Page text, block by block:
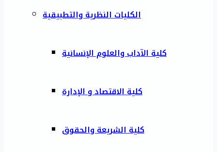
الكليات النظرية والتطبيقية
كلية الآداب والعلوم الإنسانية
كلية الاقتصاد و الإدارة
كلية الشريعة والحقوق